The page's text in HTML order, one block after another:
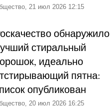
21 июл 2026 12:15
обнаружило
стиральный
идеально
пятна:
опубликован
20 июл 2026 16:25